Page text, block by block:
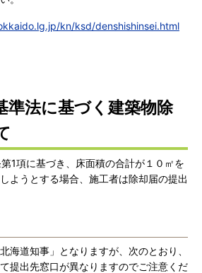
kn/ksd/denshishinsei.html
準法に基づく建築物除
1項に基づき、床面積の合計が１０㎡を
ようとする場合、施工者は除却届の提出
海道知事」となりますが、次のとおり、
提出先窓口が異なりますのでご注意くだ